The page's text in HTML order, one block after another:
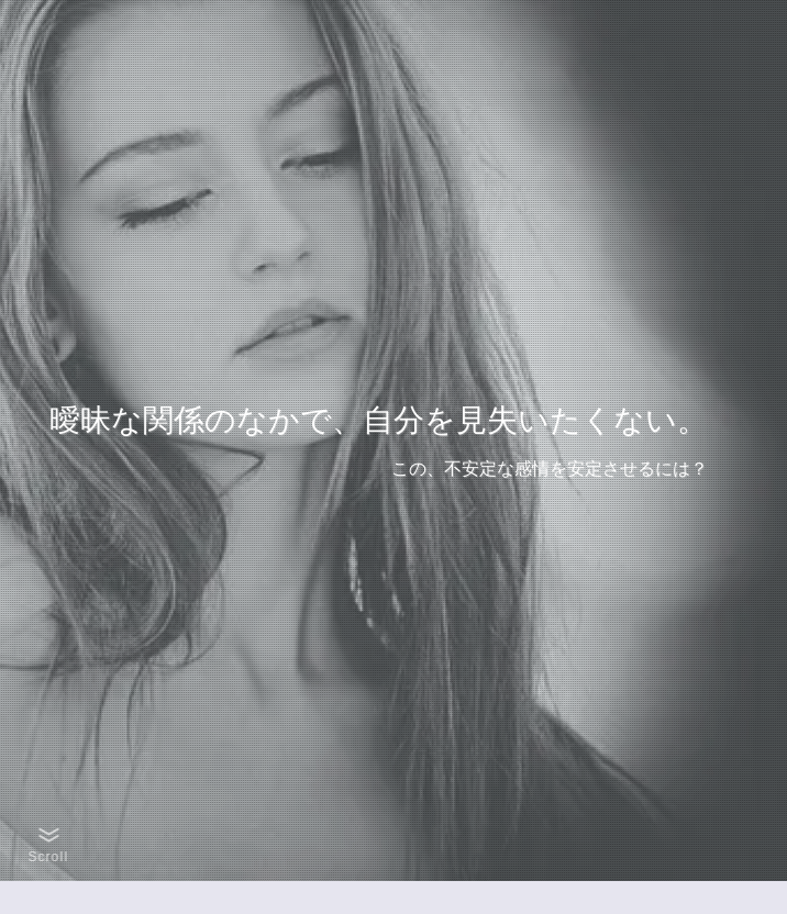
曖昧な関係のなかで、自分を見失いたくない。
この、不安定な感情を安定させるには？
Scroll